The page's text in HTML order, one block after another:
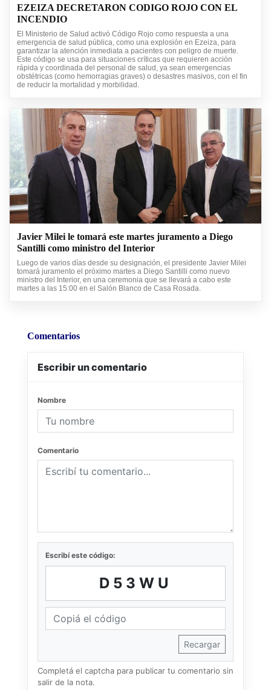
EZEIZA DECRETARON CODIGO ROJO CON EL
INCENDIO
El Ministerio de Salud activó Código Rojo como respuesta a una
emergencia de salud pública, como una explosión en Ezeiza, para
garantizar la atención inmediata a pacientes con peligro de muerte.
Este código se usa para situaciones críticas que requieren acción
rápida y coordinada del personal de salud, ya sean emergencias
obstétricas (como hemorragias graves) o desastres masivos, con el fin
de reducir la mortalidad y morbilidad.
Javier Milei le tomará este martes juramento a Diego
Santilli como ministro del Interior
Luego de varios días desde su designación, el presidente Javier Milei
tomará juramento el próximo martes a Diego Santilli como nuevo
ministro del Interior, en una ceremonia que se llevará a cabo este
martes a las 15:00 en el Salón Blanco de Casa Rosada.
Comentarios
Escribir un comentario
Nombre
Comentario
Escribí este código:
D53WU
Recargar
Completá el captcha para publicar tu comentario sin
salir de la nota.